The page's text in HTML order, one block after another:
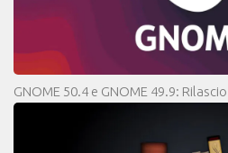
GNOME 50.4 e GNOME 49.9: